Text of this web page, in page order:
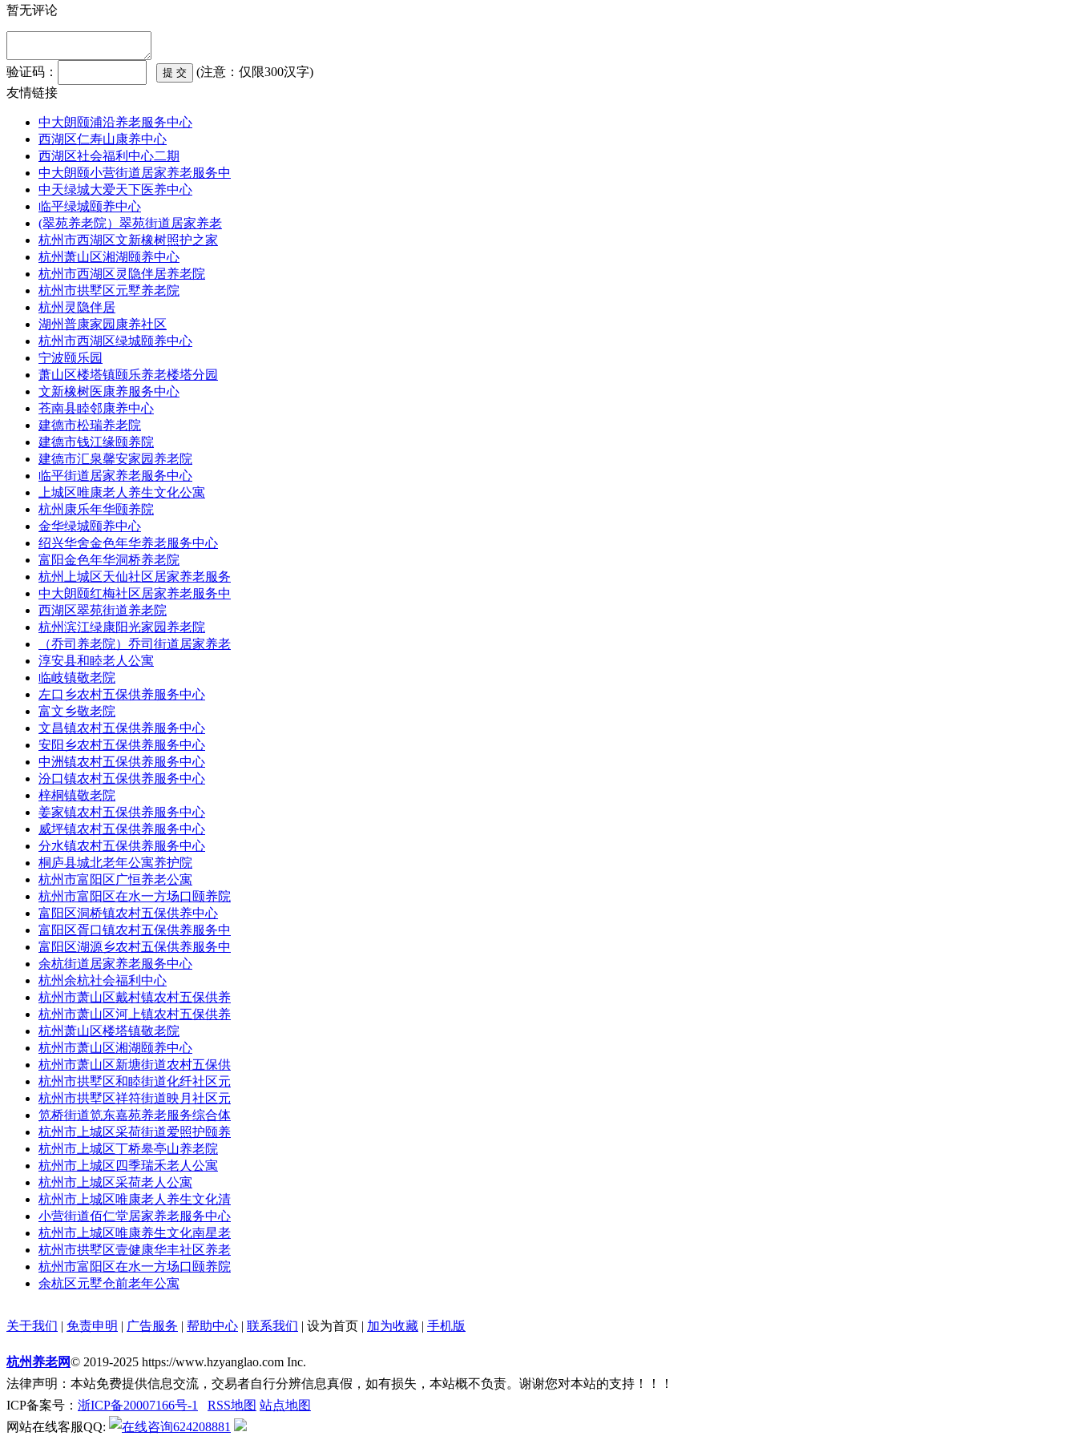
暂无评论
验证码：
(注意：仅限300汉字)
友情链接
中大朗颐浦沿养老服务中心
西湖区仁寿山康养中心
西湖区社会福利中心二期
中大朗颐小营街道居家养老服务中
中天绿城大爱天下医养中心
临平绿城颐养中心
(翠苑养老院）翠苑街道居家养老
杭州市西湖区文新橡树照护之家
杭州萧山区湘湖颐养中心
杭州市西湖区灵隐伴居养老院
杭州市拱墅区元墅养老院
杭州灵隐伴居
湖州普康家园康养社区
杭州市西湖区绿城颐养中心
宁波颐乐园
萧山区楼塔镇颐乐养老楼塔分园
文新橡树医康养服务中心
苍南县睦邻康养中心
建德市松瑞养老院
建德市钱江缘颐养院
建德市汇泉馨安家园养老院
临平街道居家养老服务中心
上城区唯康老人养生文化公寓
杭州康乐年华颐养院
金华绿城颐养中心
绍兴华舍金色年华养老服务中心
富阳金色年华洞桥养老院
杭州上城区天仙社区居家养老服务
中大朗颐红梅社区居家养老服务中
西湖区翠苑街道养老院
杭州滨江绿康阳光家园养老院
（乔司养老院）乔司街道居家养老
淳安县和睦老人公寓
临岐镇敬老院
左口乡农村五保供养服务中心
富文乡敬老院
文昌镇农村五保供养服务中心
安阳乡农村五保供养服务中心
中洲镇农村五保供养服务中心
汾口镇农村五保供养服务中心
梓桐镇敬老院
姜家镇农村五保供养服务中心
威坪镇农村五保供养服务中心
分水镇农村五保供养服务中心
桐庐县城北老年公寓养护院
杭州市富阳区广恒养老公寓
杭州市富阳区在水一方场口颐养院
富阳区洞桥镇农村五保供养中心
富阳区胥口镇农村五保供养服务中
富阳区湖源乡农村五保供养服务中
余杭街道居家养老服务中心
杭州余杭社会福利中心
杭州市萧山区戴村镇农村五保供养
杭州市萧山区河上镇农村五保供养
杭州萧山区楼塔镇敬老院
杭州市萧山区湘湖颐养中心
杭州市萧山区新塘街道农村五保供
杭州市拱墅区和睦街道化纤社区元
杭州市拱墅区祥符街道映月社区元
笕桥街道笕东嘉苑养老服务综合体
杭州市上城区采荷街道爱照护颐养
杭州市上城区丁桥皋亭山养老院
杭州市上城区四季瑞禾老人公寓
杭州市上城区采荷老人公寓
杭州市上城区唯康老人养生文化清
小营街道佰仁堂居家养老服务中心
杭州市上城区唯康养生文化南星老
杭州市拱墅区壹健康华丰社区养老
杭州市富阳区在水一方场口颐养院
余杭区元墅仓前老年公寓
关于我们 | 免责申明 | 广告服务 | 帮助中心 | 联系我们 | 设为首页 | 加为收藏 | 手机版
杭州养老网© 2019-2025 https://www.hzyanglao.com Inc.
法律声明：本站免费提供信息交流，交易者自行分辨信息真假，如有损失，本站概不负责。谢谢您对本站的支持！！！
ICP备案号： 浙ICP备20007166号-1 RSS地图 站点地图
网站在线客服QQ:
624208881